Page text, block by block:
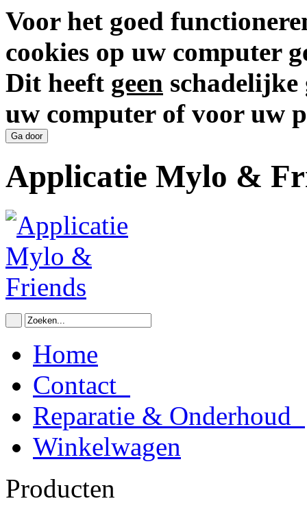
Voor het goed
cookies op uw computer
Dit heeft geen schadelijke
uw computer of voor uw
Applicatie Mylo &
Home
Contact
Reparatie & Onderhoud
Winkelwagen
Producten